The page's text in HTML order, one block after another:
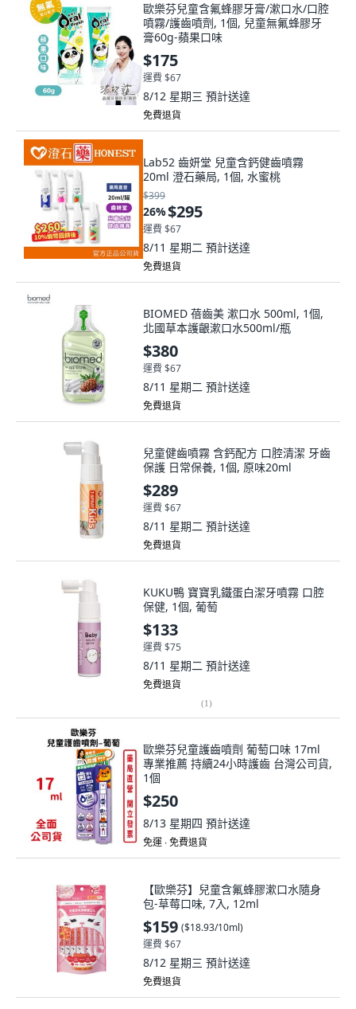
歐樂芬兒童含氟蜂膠牙膏/漱口水/口腔
噴霧/護齒噴劑, 1個, 兒童無氟蜂膠牙
膏60g-蘋果口味
$175
運費 $67
8/12 星期三 預計送達
免費退貨
Lab52 齒妍堂 兒童含鈣健齒噴霧
20ml 澄石藥局, 1個, 水蜜桃
$399
26%$295
運費 $67
8/11 星期二 預計送達
免費退貨
BIOMED 蓓齒美 漱口水 500ml, 1個,
北國草本護齦漱口水500ml/瓶
$380
運費 $67
8/11 星期二 預計送達
免費退貨
兒童健齒噴霧 含鈣配方 口腔清潔 牙齒
保護 日常保養, 1個, 原味20ml
$289
運費 $67
8/11 星期二 預計送達
免費退貨
KUKU鴨 寶寶乳鐵蛋白潔牙噴霧 口腔
保健, 1個, 葡萄
$133
運費 $75
8/11 星期二 預計送達
免費退貨
(1)
歐樂芬兒童護齒噴劑 葡萄口味 17ml
專業推薦 持續24小時護齒 台灣公司貨,
1個
$250
8/13 星期四 預計送達
免運 ∙ 免費退貨
【歐樂芬】兒童含氟蜂膠漱口水隨身
包-草莓口味, 7入, 12ml
$159 ($18.93/10ml)
運費 $67
8/12 星期三 預計送達
免費退貨